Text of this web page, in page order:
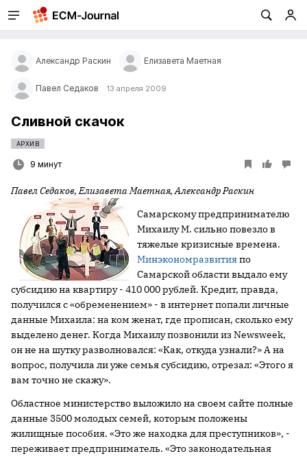
Александр Раскин Елизавета Маетная
Павел Седаков 13 апреля 2009
Сливной скачок
АРХИВ
9 минут
Павел Седаков, Елизавета Маетная, Александр Раскин
Самарскому предпринимателю
Михаилу М. сильно повезло в
тяжелые кризисные времена.
Минэкономразвитияпо
Самарской области выдало ему
субсидию на квартиру - 410 000 рублей. Кредит, правда,
получился с «обременением» - в интернет попали личные
данные Михаила: на ком женат, где прописан, сколько ему
выделено денег. Когда Михаилу позвонили из Newsweek,
он не на шутку разволновался: «Как, откуда узнали?» А на
вопрос, получила ли уже семья субсидию, отрезал: «Этого я
вам точно не скажу».
Областное министерство выложило на своем сайте полные
данные 3500 молодых семей, которым положены
жилищные пособия. «Это же находка для преступников», -
переживает предприниматель. «Это законодательная